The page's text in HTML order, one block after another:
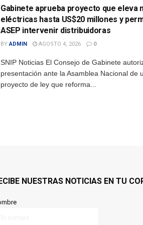
Gabinete aprueba proyecto que eleva
eléctricas hasta US$20 millones y
ASEP intervenir distribuidoras
BY ADMIN AGOSTO 4, 2026 0
SNIP Noticias El Consejo de Gabinete
presentación ante la Asamblea Nacional de
proyecto de ley que reforma...
NUESTRAS NOTICIAS EN TU